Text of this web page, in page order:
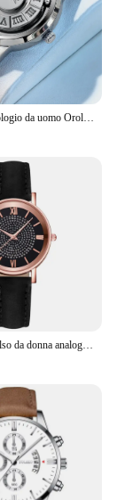
OPK 8181 Orologio da uomo Orologio da polso al quarzo in acciaio inossidabile di marca originale 30M Impermeabile Senza puntatore Orologi con perline magnetiche per uomo
Orologio da polso da donna analogico al quarzo da donna con cinturino in pelle da donna Orologio da donna di moda Orologio di lusso di marca Reloj Mujer